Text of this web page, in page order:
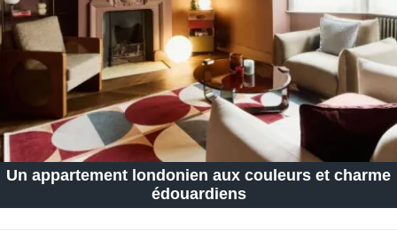
Un appartement londonien aux couleurs et charme
édouardiens